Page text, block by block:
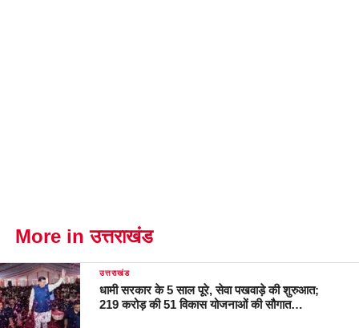
More in उत्तराखंड
उत्तराखंड
धामी सरकार के 5 साल पूरे, सेवा पखवाड़े की शुरुआत;
219 करोड़ की 51 विकास योजनाओं की सौगात…